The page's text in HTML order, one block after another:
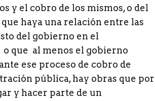
y el cobro de los mismos, o del
haya una relación entre las
del gobierno en el
que al menos el gobierno
ese proceso de cobro de
pública, hay obras que por
y hacer parte de un